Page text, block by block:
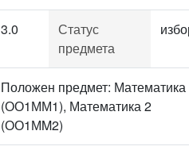
3.0
Статус
предмета
Положен предмет: Математика
(ОО1ММ1), Математика 2
(ОО1МM2)